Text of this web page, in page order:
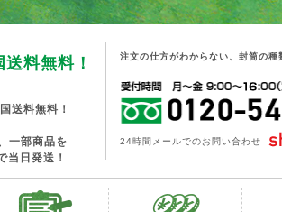
料無料！
送料無料！
一部商品を
日発送！
注文の仕方がわからない、封筒の
24時間メールでのお問い合わせ